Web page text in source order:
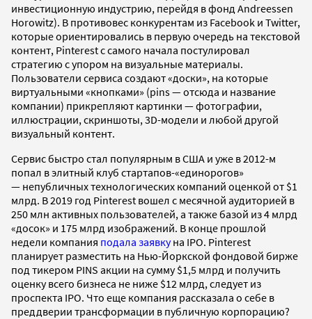
инвестиционную индустрию, перейдя в фонд Andreessen
Horowitz). В противовес конкурентам из Facebook и Twitter,
которые ориентировались в первую очередь на текстовой
контент, Pinterest с самого начала постулировал
стратегию с упором на визуальные материалы.
Пользователи сервиса создают «доски», на которые
виртуальными «кнопками» (pins — отсюда и название
компании) прикрепляют картинки — фотографии,
иллюстрации, скриншоты, 3D-модели и любой другой
визуальный контент.
Сервис быстро стал популярным в США и уже в 2012-м
попал в элитный клуб стартапов-«единорогов»
— непубличных технологических компаний оценкой от $1
млрд. В 2019 год Pinterest вошел с месячной аудиторией в
250 млн активных пользователей, а также базой из 4 млрд
«досок» и 175 млрд изображений. В конце прошлой
недели компания подала заявкуна IPO. Pinterest
планирует разместить на Нью-Йоркской фондовой бирже
под тикером PINS акции на сумму $1,5 млрд и получить
оценку всего бизнеса не ниже $12 млрд, следует из
проспекта IPO. Что еще компания рассказала о себе в
преддверии трансформации в публичную корпорацию?